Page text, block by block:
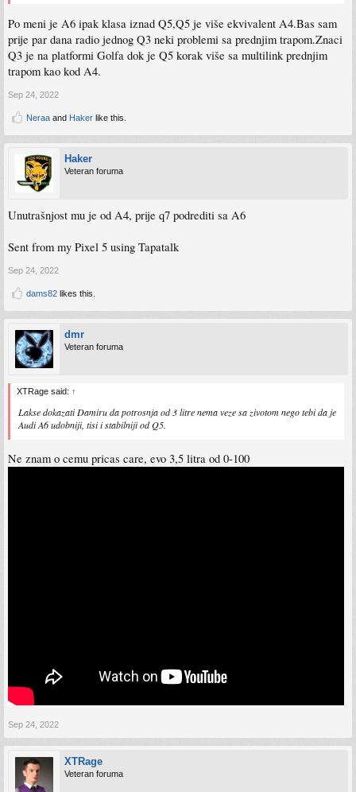
Po meni je A6 ipak klasa iznad Q5,Q5 je više ekvivalent A4.Bas sam
prije par dana radio jednog Q3 neki problemi sa prednjim trapom.Znaci
Q3 je na platformi Golfa dok je Q5 korak više sa multilink prednjim
trapom kao kod A4.
Sep 24, 2022
Neraa and Haker like this.
Haker
Veteran foruma
Unutrašnjost mu je od A4, prije q7 podrediti sa A6
Sent from my Pixel 5 using Tapatalk
Sep 24, 2022
dams82 likes this.
dmr
Veteran foruma
XTRage said: ↑
Lakse dokazati Damiru da potrosnja od 3 litre nema veze sa zivotom nego tebi da je
Audi A6 udobniji, tisi i stabilniji od Q5.
Ne znam o cemu pricas care, evo 3,5 litra od 0-100
Sep 24, 2022
XTRage
Veteran foruma